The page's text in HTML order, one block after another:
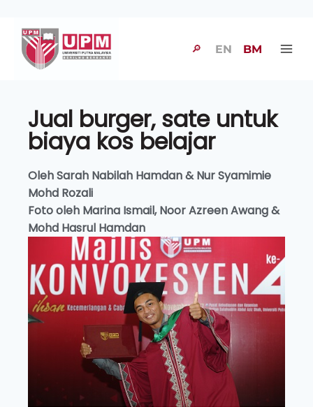
🔎 EN BM
Jual burger, sate untuk
biaya kos belajar
Oleh Sarah Nabilah Hamdan & Nur Syamimie
Mohd Rozali
Foto oleh Marina Ismail, Noor Azreen Awang &
Mohd Hasrul Hamdan